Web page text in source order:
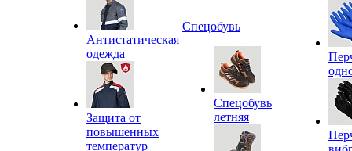
Антистатическая
одежда
Защита от
повышенных
температур
Спецобувь
Спецобувь
летняя